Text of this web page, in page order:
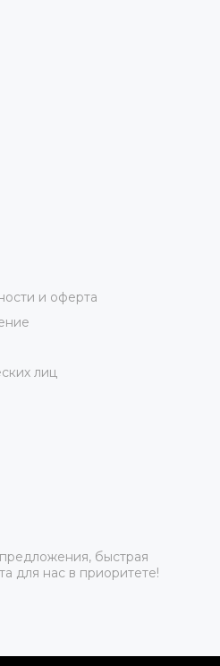
и оферта
лиц
быстрая
для нас в приоритете!